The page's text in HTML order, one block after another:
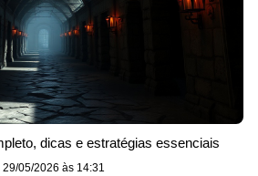
dicas e estratégias essenciais
29/05/2026 às 14:31